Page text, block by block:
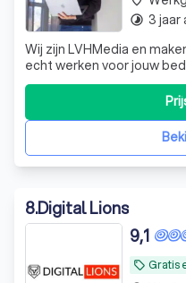
Wij zijn LVHMedia en
echt werken voor jouw
standaardoplossingen,
past bij wie jij bent en
start of al een tijdje bezig
vertalen jouw verhaal naar
timelapse 3
8.Digital Lions
local_offer Gratis
9,1